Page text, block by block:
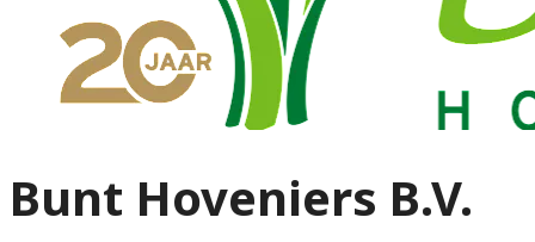
Bunt Hoveniers B.V.